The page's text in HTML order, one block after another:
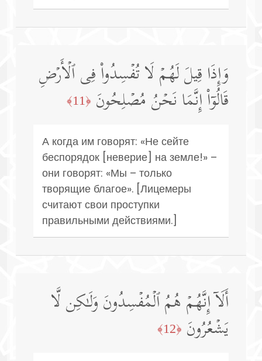
وَإِذَا قِیلَ لَهُمۡ لَا تُفۡسِدُوا۟ فِی ٱلۡأَرۡضِ
قَالُوۤا۟ إِنَّمَا نَحۡنُ مُصۡلِحُونَ ﴿11﴾
А когда им говорят: «Не сейте
беспорядок [неверие] на земле!» –
они говорят: «Мы – только
творящие благое». [Лицемеры
считают свои проступки
правильными действиями.]
أَلَاۤ إِنَّهُمۡ هُمُ ٱلۡمُفۡسِدُونَ وَلَـٰكِن لَّا
یَشۡعُرُونَ ﴿12﴾